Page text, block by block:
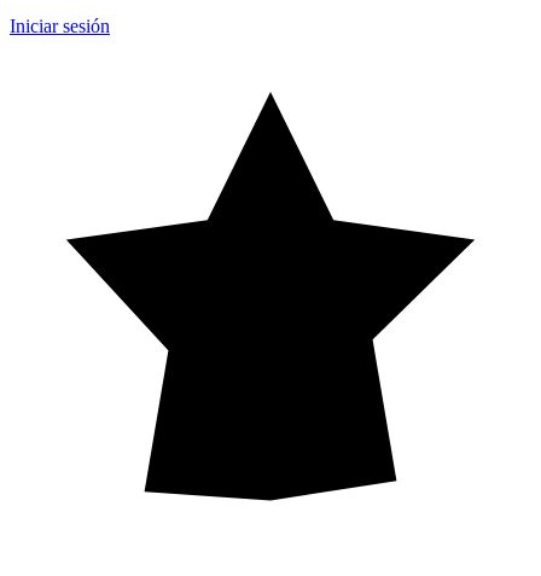
Iniciar sesión